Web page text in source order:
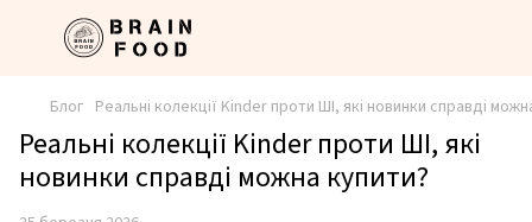
Блог Реальні колекції Kinder проти ШІ, які новинки справді
Реальні колекції Kinder проти ШІ, які
новинки справді можна купити?